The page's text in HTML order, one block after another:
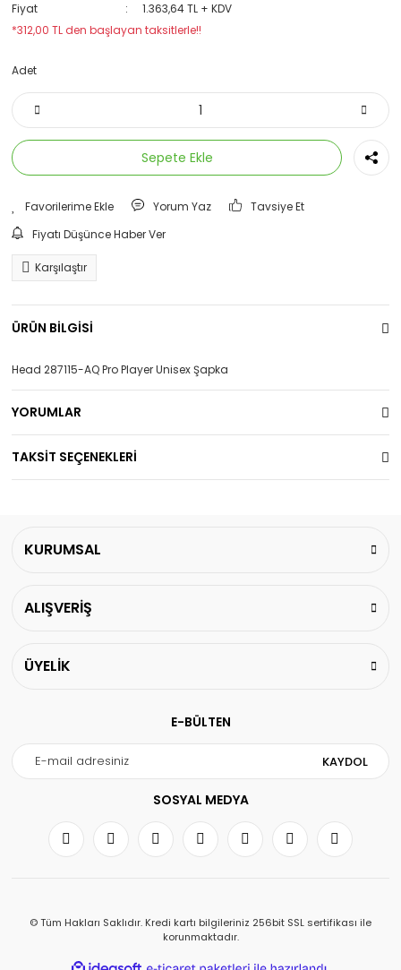
Fiyat
1.363,64 TL + KDV
*312,00 TL den başlayan taksitlerle!!
Adet
Sepete Ekle
Yorum Yaz
Tavsiye Et
Fiyatı Düşünce Haber Ver
Karşılaştır
ÜRÜN BİLGİSİ
Head 287115-AQ Pro Player Unisex Şapka
YORUMLAR
TAKSİT SEÇENEKLERİ
KURUMSAL
ALIŞVERİŞ
ÜYELİK
E-BÜLTEN
KAYDOL
SOSYAL MEDYA
© Tüm Hakları Saklıdır. Kredi kartı bilgileriniz 256bit SSL sertifikası ile
korunmaktadır.